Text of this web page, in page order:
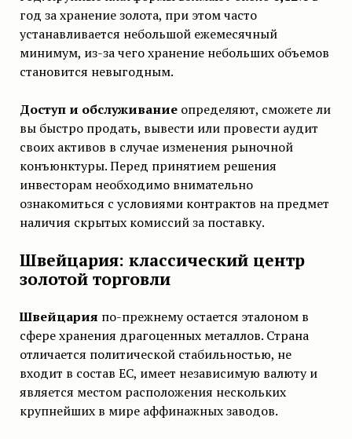
год за хранение золота, при этом часто
устанавливается небольшой ежемесячный
минимум, из-за чего хранение небольших объемов
становится невыгодным.
Доступ и обслуживаниеопределяют, сможете ли
вы быстро продать, вывести или провести аудит
своих активов в случае изменения рыночной
конъюнктуры. Перед принятием решения
инвесторам необходимо внимательно
ознакомиться с условиями контрактов на предмет
наличия скрытых комиссий за поставку.
Швейцария: классический центр
золотой торговли
Швейцария по-прежнему остается эталоном в
сфере хранения драгоценных металлов. Страна
отличается политической стабильностью, не
входит в состав ЕС, имеет независимую валюту и
является местом расположения нескольких
крупнейших в мире аффинажных заводов.